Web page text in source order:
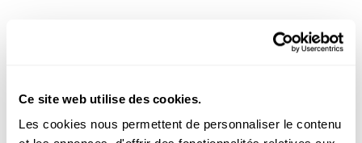
Ce site web utilise des cookies.
Les cookies nous permettent de personnaliser le contenu